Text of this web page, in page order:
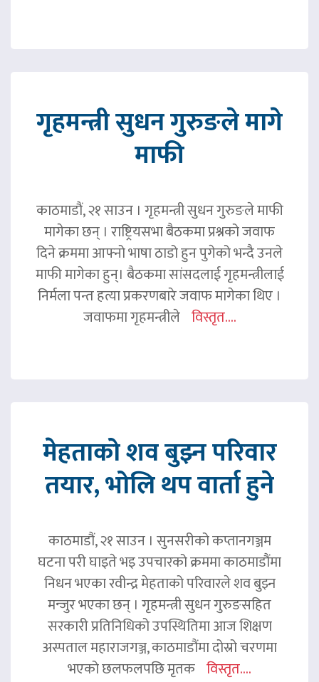
गृहमन्त्री सुधन गुरुङले मागे
माफी
काठमाडौं, २१ साउन । गृहमन्त्री सुधन गुरुङले माफी
मागेका छन् । राष्ट्रियसभा बैठकमा प्रश्नको जवाफ
दिने क्रममा आफ्नो भाषा ठाडो हुन पुगेको भन्दै उनले
माफी मागेका हुन्। बैठकमा सांसदलाई गृहमन्त्रीलाई
निर्मला पन्त हत्या प्रकरणबारे जवाफ मागेका थिए ।
जवाफमा गृहमन्त्रीले विस्तृत....
मेहताको शव बुझ्न परिवार
तयार, भोलि थप वार्ता हुने
काठमाडौं, २१ साउन । सुनसरीको कप्तानगञ्जम
घटना परी घाइते भइ उपचारको क्रममा काठमाडौंमा
निधन भएका रवीन्द्र मेहताको परिवारले शव बुझ्न
मन्जुर भएका छन् । गृहमन्त्री सुधन गुरुङसहित
सरकारी प्रतिनिधिको उपस्थितिमा आज शिक्षण
अस्पताल महाराजगञ्ज, काठमाडौंमा दोस्रो चरणमा
भएको छलफलपछि मृतक विस्तृत....